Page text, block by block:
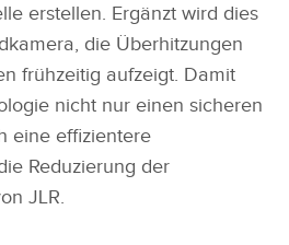
LINKEDIN
erstellen. Ergänzt wird dies
die Überhitzungen
frühzeitig aufzeigt. Damit
nicht nur einen sicheren
eine effizientere
Reduzierung der
JLR.